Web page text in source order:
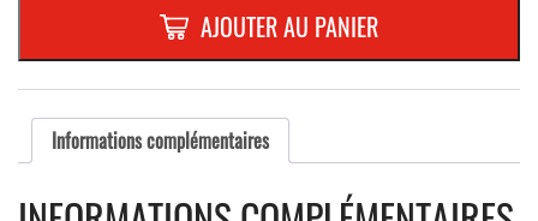
Ø
83
mm
"
WC
"
AJOUTER AU PANIER
Informations complémentaires